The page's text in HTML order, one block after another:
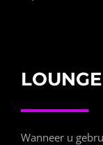
CONTACT
Wanneer u